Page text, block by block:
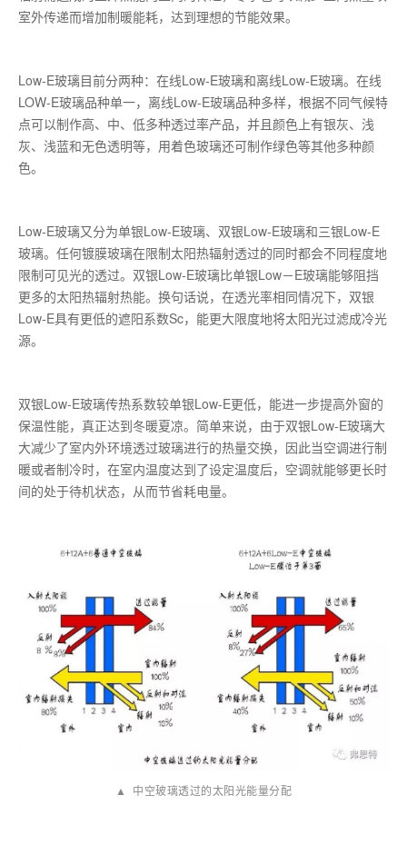
室外传递而增加制暖能耗，达到理想的节能效果。
Low-E玻璃目前分两种：在线Low-E玻璃和离线Low-E玻璃。在线
LOW-E玻璃品种单一，离线Low-E玻璃品种多样，根据不同气候特
点可以制作高、中、低多种透过率产品，并且颜色上有银灰、浅
灰、浅蓝和无色透明等，用着色玻璃还可制作绿色等其他多种颜
色。
Low-E玻璃又分为单银Low-E玻璃、双银Low-E玻璃和三银Low-E
玻璃。任何镀膜玻璃在限制太阳热辐射透过的同时都会不同程度地
限制可见光的透过。双银Low-E玻璃比单银Low－E玻璃能够阻挡
更多的太阳热辐射热能。换句话说，在透光率相同情况下，双银
Low-E具有更低的遮阳系数Sc，能更大限度地将太阳光过滤成冷光
源。
双银Low-E玻璃传热系数较单银Low-E更低，能进一步提高外窗的
保温性能，真正达到冬暖夏凉。简单来说，由于双银Low-E玻璃大
大减少了室内外环境透过玻璃进行的热量交换，因此当空调进行制
暖或者制冷时，在室内温度达到了设定温度后，空调就能够更长时
间的处于待机状态，从而节省耗电量。
▲ 中空玻璃透过的太阳光能量分配